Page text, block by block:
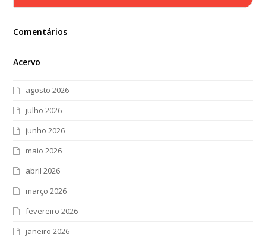
Comentários
Acervo
agosto 2026
julho 2026
junho 2026
maio 2026
abril 2026
março 2026
fevereiro 2026
janeiro 2026